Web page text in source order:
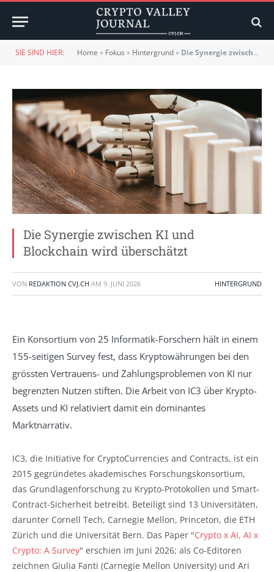
SIE SIND HIER: Home » Fokus » Hintergrund» Die Synergie zwischen KI und Blockchain wird überschätzt
Die Synergie zwischen KI und
Blockchain wird überschätzt
VON REDAKTION CVJ.CH AM 9. JUNI 2026 HINTERGRUND
Ein Konsortium von 25 Informatik-Forschern hält in einem
155-seitigen Survey fest, dass Kryptowährungen bei den
grössten Vertrauens- und Zahlungsproblemen von KI nur
begrenzten Nutzen stiften. Die Arbeit von IC3 über Krypto-
Assets und KI relativiert damit ein dominantes
Marktnarrativ.
IC3, die Initiative for CryptoCurrencies and Contracts, ist ein
2015 gegründetes akademisches Forschungskonsortium,
das Grundlagenforschung zu Krypto-Protokollen und Smart-
Contract-Sicherheit betreibt. Beteiligt sind 13 Universitäten,
darunter Cornell Tech, Carnegie Mellon, Princeton, die ETH
Zürich und die Universität Bern. Das Paper "Crypto x AI, AI x
Crypto: A Survey" erschien im Juni 2026; als Co-Editoren
zeichnen Giulia Fanti (Carnegie Mellon University) und Ari